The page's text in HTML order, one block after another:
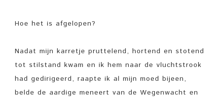
Hoe het is afgelopen?
Nadat mijn karretje pruttelend, hortend en stotend
tot stilstand kwam en ik hem naar de vluchtstrook
had gedirigeerd, raapte ik al mijn moed bijeen,
belde de aardige meneert van de Wegenwacht en